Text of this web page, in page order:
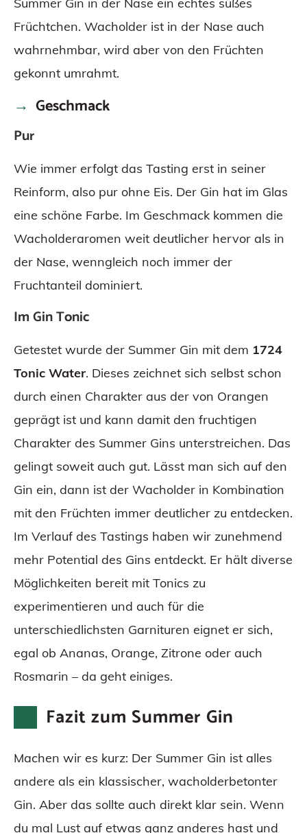
Früchtchen. Wacholder ist in der Nase auch
wahrnehmbar, wird aber von den Früchten
gekonnt umrahmt.
Geschmack
Pur
Wie immer erfolgt das Tasting erst in seiner
Reinform, also pur ohne Eis. Der Gin hat im Glas
eine schöne Farbe. Im Geschmack kommen die
Wacholderaromen weit deutlicher hervor als in
der Nase, wenngleich noch immer der
Fruchtanteil dominiert.
Im Gin Tonic
Getestet wurde der Summer Gin mit dem 1724
Tonic Water. Dieses zeichnet sich selbst schon
durch einen Charakter aus der von Orangen
geprägt ist und kann damit den fruchtigen
Charakter des Summer Gins unterstreichen. Das
gelingt soweit auch gut. Lässt man sich auf den
Gin ein, dann ist der Wacholder in Kombination
mit den Früchten immer deutlicher zu entdecken.
Im Verlauf des Tastings haben wir zunehmend
mehr Potential des Gins entdeckt. Er hält diverse
Möglichkeiten bereit mit Tonics zu
experimentieren und auch für die
unterschiedlichsten Garnituren eignet er sich,
egal ob Ananas, Orange, Zitrone oder auch
Rosmarin – da geht einiges.
Fazit zum Summer Gin
Machen wir es kurz: Der Summer Gin ist alles
andere als ein klassischer, wacholderbetonter
Gin. Aber das sollte auch direkt klar sein. Wenn
du mal Lust auf etwas ganz anderes hast und